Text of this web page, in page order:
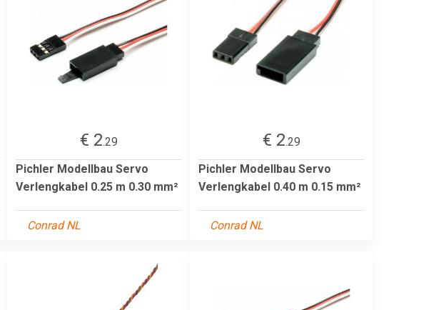
€ 2.29
Pichler Modellbau Servo
Verlengkabel 0.25 m 0.30 mm²
Conrad NL
€ 2.29
Pichler Modellbau Servo
Verlengkabel 0.40 m 0.15 mm²
Conrad NL